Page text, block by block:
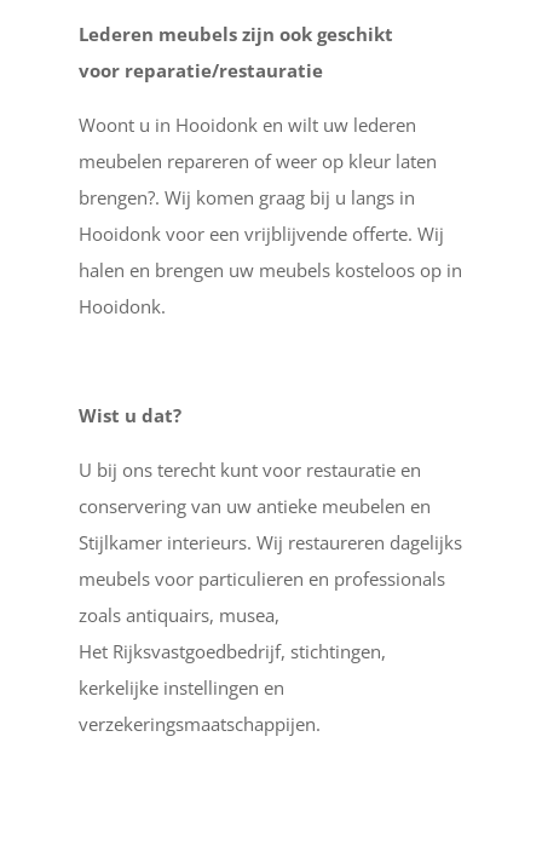
Lederen meubels zijn ook geschikt
voor reparatie/restauratie
Woont u in Hooidonk en wilt uw lederen
meubelen repareren of weer op kleur laten
brengen?. Wij komen graag bij u langs in
Hooidonk voor een vrijblijvende offerte. Wij
halen en brengen uw meubels kosteloos op in
Hooidonk.
Wist u dat?
U bij ons terecht kunt voor restauratie en
conservering van uw antieke meubelen en
Stijlkamer interieurs. Wij restaureren dagelijks
meubels voor particulieren en professionals
zoals antiquairs, musea,
Het Rijksvastgoedbedrijf, stichtingen,
kerkelijke instellingen en
verzekeringsmaatschappijen.